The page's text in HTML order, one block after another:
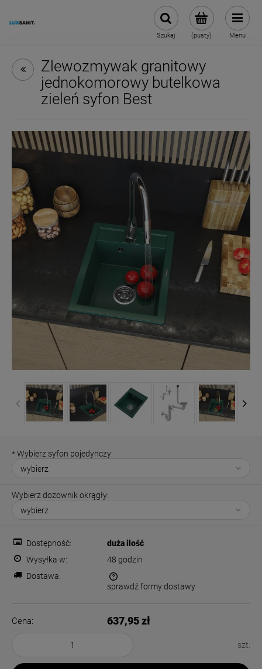
(pusty)
Szukaj Menu
Zlewozmywak granitowy
jednokomorowy butelkowa
zieleń syfon Best
*Wybierz syfon pojedynczy:
Wybierz dozownik okrągły:
Dostępność:
duża ilość
Wysyłka w:
48 godzin
Dostawa:
Cena nie zawiera ewentualnych kosztów płatności
sprawdź formy dostawy
Cena: 637,95 zł
szt.